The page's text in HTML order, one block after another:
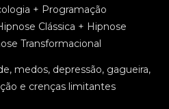
+ Programação
Clássica + Hipnose
Transformacional
medos, depressão, gagueira,
e crenças limitantes